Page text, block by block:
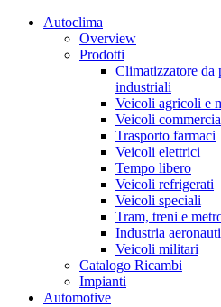
Autoclima
Overview
Prodotti
Climatizzatore da
industriali
Veicoli agricoli e
Veicoli
Trasporto farmaci
Veicoli elettrici
Tempo libero
Veicoli refrigerati
Veicoli speciali
Tram, treni e
Industria
Veicoli militari
Catalogo Ricambi
Impianti
Automotive